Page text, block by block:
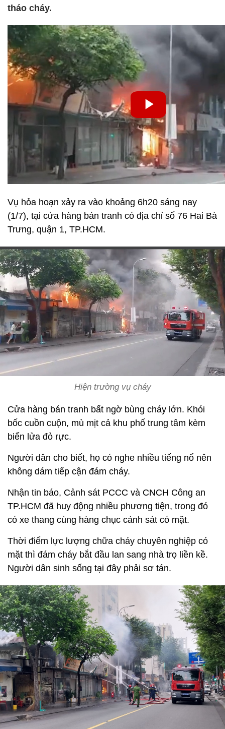
tháo cháy.
Vụ hỏa hoạn xảy ra vào khoảng 6h20 sáng nay
(1/7), tại cửa hàng bán tranh có địa chỉ số 76 Hai Bà
Trưng, quận 1, TP.HCM.
Hiện trường vụ cháy
Cửa hàng bán tranh bất ngờ bùng cháy lớn. Khói
bốc cuồn cuộn, mù mịt cả khu phố trung tâm kèm
biển lửa đỏ rực.
Người dân cho biết, họ có nghe nhiều tiếng nổ nên
không dám tiếp cận đám cháy.
Nhận tin báo, Cảnh sát PCCC và CNCH Công an
TP.HCM đã huy động nhiều phương tiện, trong đó
có xe thang cùng hàng chục cảnh sát có mặt.
Thời điểm lực lượng chữa cháy chuyên nghiệp có
mặt thì đám cháy bắt đầu lan sang nhà trọ liền kề.
Người dân sinh sống tại đây phải sơ tán.